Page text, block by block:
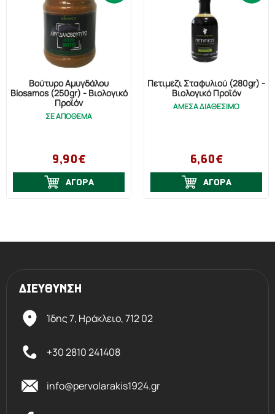
Βούτυρο Αμυγδάλου
Biosamos (250gr) - Βιολογικό
Προϊόν
ΣΕ ΑΠΟΘΕΜΑ
9,90€
ΑΓΟΡΑ
Πετιμέζι Σταφυλιού (280gr) -
Βιολογικό Προϊόν
ΑΜΕΣΑ ΔΙΑΘΕΣΙΜΟ
6,60€
ΑΓΟΡΑ
ΔΙΕΥΘΥΝΣΗ
Ίδης 7, Ηράκλειο,712 02
+30 2810 241408
info@pervolarakis1924.gr